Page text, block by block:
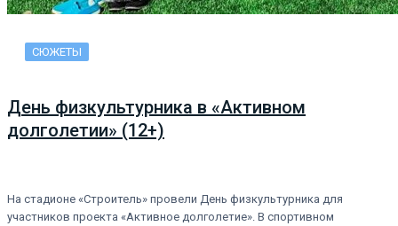
СЮЖЕТЫ
День физкультурника в «Активном
долголетии» (12+)
На стадионе «Строитель» провели День физкультурника для
участников проекта «Активное долголетие». В спортивном